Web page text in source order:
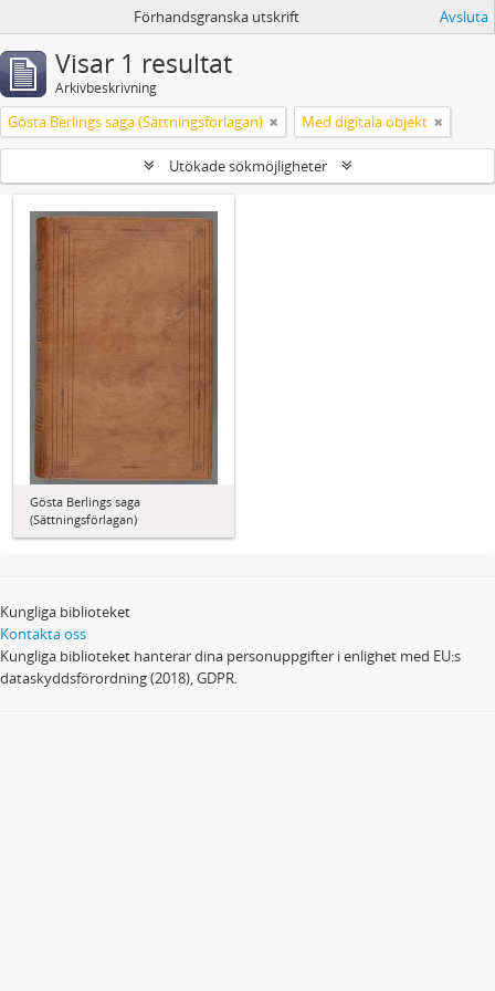
Förhandsgranska utskrift Avsluta
Visar 1 resultat
Arkivbeskrivning
Gösta Berlings saga (Sättningsförlagan) Med digitala objekt
Utökade sökmöjligheter
Gösta Berlings saga
(Sättningsförlagan)
Kungliga biblioteket
Kontakta oss
Kungliga biblioteket hanterar dina personuppgifter i enlighet med EU:s
dataskyddsförordning (2018), GDPR.